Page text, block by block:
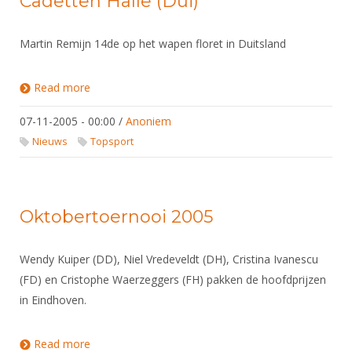
Martin Remijn 14de op het wapen floret in Duitsland
Read more
07-11-2005 - 00:00 / Anoniem
Nieuws Topsport
Oktobertoernooi 2005
Wendy Kuiper (DD), Niel Vredeveldt (DH), Cristina Ivanescu
(FD) en Cristophe Waerzeggers (FH) pakken de hoofdprijzen
in Eindhoven.
Read more